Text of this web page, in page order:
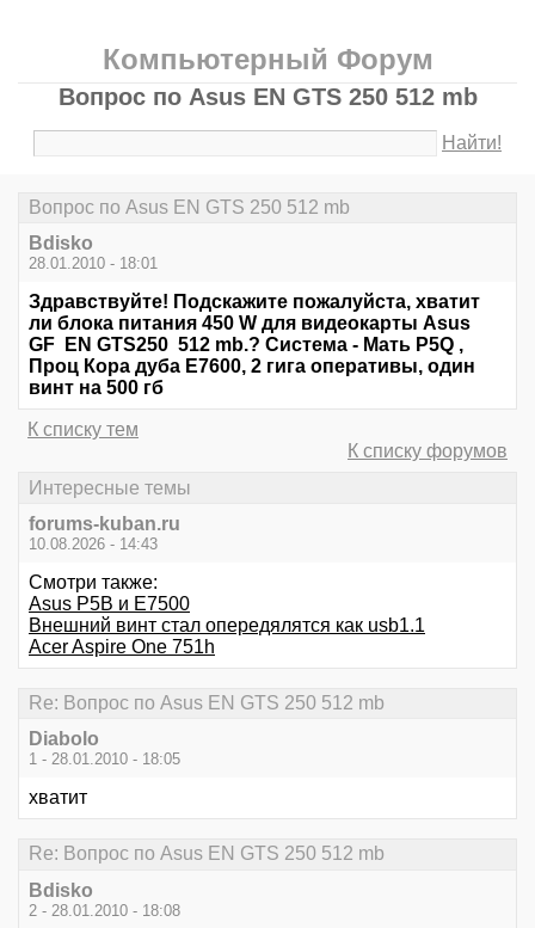
Компьютерный Форум
Вопрос по Asus EN GTS 250 512 mb
Найти!
Вопрос по Asus EN GTS 250 512 mb
Bdisko
28.01.2010 - 18:01
Здравствуйте! Подскажите пожалуйста, хватит
ли блока питания 450 W для видеокарты Asus
GF EN GTS250 512 mb.? Система - Мать P5Q ,
Проц Кора дуба Е7600, 2 гига оперативы, один
винт на 500 гб
К списку тем
К списку форумов
Интересные темы
forums-kuban.ru
10.08.2026 - 14:43
Смотри также:
Аsus P5B и Е7500
Внешний винт стал опередялятся как usb1.1
Acer Aspire One 751h
Re: Вопрос по Asus EN GTS 250 512 mb
Diabolo
1 - 28.01.2010 - 18:05
хватит
Re: Вопрос по Asus EN GTS 250 512 mb
Bdisko
2 - 28.01.2010 - 18:08